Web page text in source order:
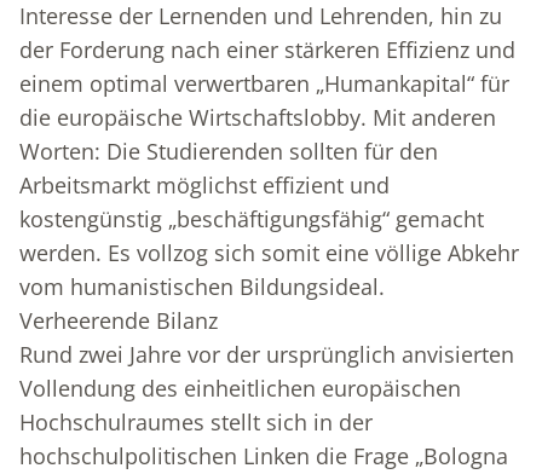
Interesse der Lernenden und Lehrenden, hin zu
der Forderung nach einer stärkeren Effizienz und
einem optimal verwertbaren „Humankapital“ für
die europäische Wirtschaftslobby. Mit anderen
Worten: Die Studierenden sollten für den
Arbeitsmarkt möglichst effizient und
kostengünstig „beschäftigungsfähig“ gemacht
werden. Es vollzog sich somit eine völlige Abkehr
vom humanistischen Bildungsideal.
Verheerende Bilanz
Rund zwei Jahre vor der ursprünglich anvisierten
Vollendung des einheitlichen europäischen
Hochschulraumes stellt sich in der
hochschulpolitischen Linken die Frage „Bologna